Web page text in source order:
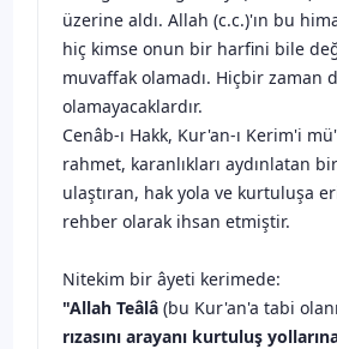
üzerine aldı. Allah (c.c.)'ın bu
hiç kimse onun bir harfini bile
muvaffak olamadı. Hiçbir zaman
olamayacaklardır.
Cenâb-ı Hakk, Kur'an-ı Kerim'i
rahmet, karanlıkları aydınlatan
ulaştıran, hak yola ve kurtuluşa
rehber olarak ihsan etmiştir.
Nitekim bir âyeti kerimede:
"Allah Teâlâ (bu Kur'an'a tabi
rızasını arayanı kurtuluş